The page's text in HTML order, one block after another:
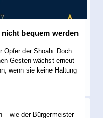
bequem werden
Opfer der Shoah. Doch
Gesten wächst erneut
wenn sie keine Haltung